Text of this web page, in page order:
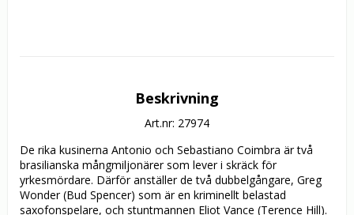
Beskrivning
Art.nr: 27974
De rika kusinerna Antonio och Sebastiano Coimbra är två
brasilianska mångmiljonärer som lever i skräck för
yrkesmördare. Därför anställer de två dubbelgångare, Greg
Wonder (Bud Spencer) som är en kriminellt belastad
saxofonspelare, och stuntmannen Eliot Vance (Terence Hill).